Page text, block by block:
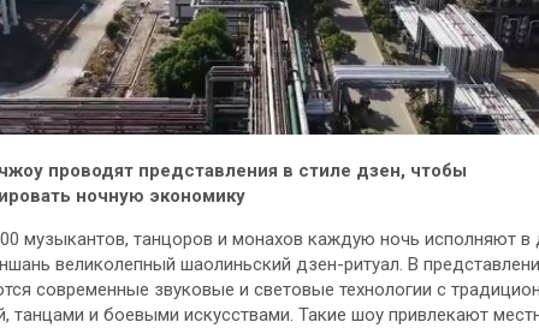
проводят представления в стиле дзен, чтобы
ночную экономику
музыкантов, танцоров и монахов каждую ночь исполняют в
великолепный шаолиньский дзен-ритуал. В
современные звуковые и световые технологии с
танцами и боевыми искусствами. Такие шоу привлекают